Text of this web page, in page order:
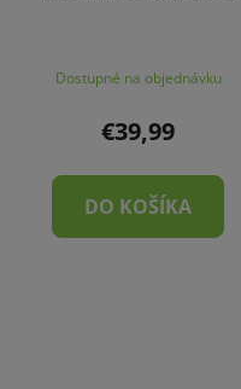
Dostupné na objednávku
€39,99
DO KOŠÍKA